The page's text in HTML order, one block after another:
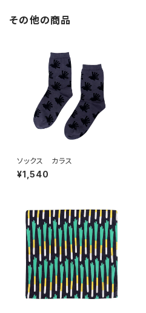
その他の商品
ソックス カラス
¥1,540